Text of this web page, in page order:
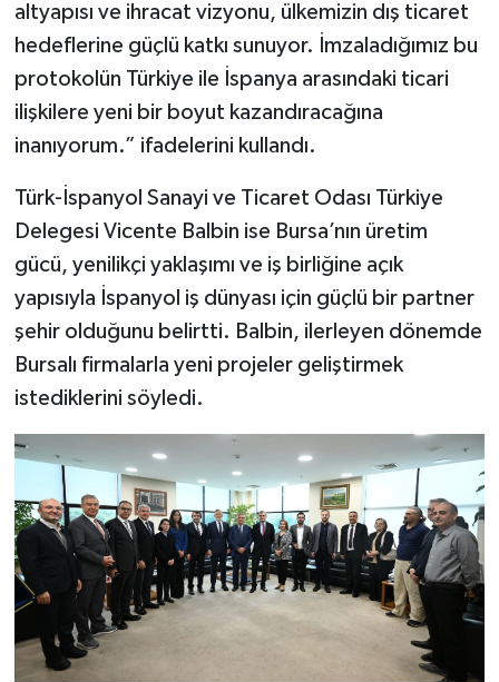
altyapısı ve ihracat vizyonu, ülkemizin dış ticaret
hedeflerine güçlü katkı sunuyor. İmzaladığımız bu
protokolün Türkiye ile İspanya arasındaki ticari
ilişkilere yeni bir boyut kazandıracağına
inanıyorum.” ifadelerini kullandı.
Türk-İspanyol Sanayi ve Ticaret Odası Türkiye
Delegesi Vicente Balbin ise Bursa’nın üretim
gücü, yenilikçi yaklaşımı ve iş birliğine açık
yapısıyla İspanyol iş dünyası için güçlü bir partner
şehir olduğunu belirtti. Balbin, ilerleyen dönemde
Bursalı firmalarla yeni projeler geliştirmek
istediklerini söyledi.